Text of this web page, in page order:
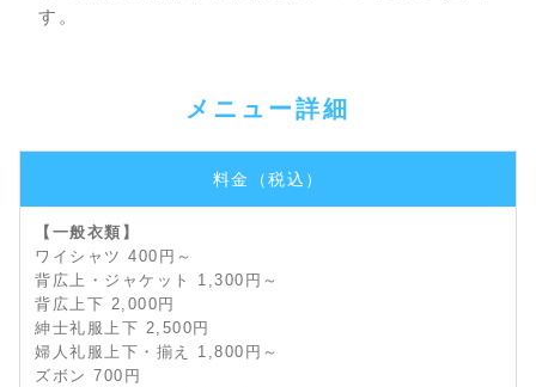
す。
メニュー詳細
料金（税込）
【一般衣類】
ワイシャツ 400円～
背広上・ジャケット 1,300円～
背広上下 2,000円
紳士礼服上下 2,500円
婦人礼服上下・揃え 1,800円～
ズボン 700円